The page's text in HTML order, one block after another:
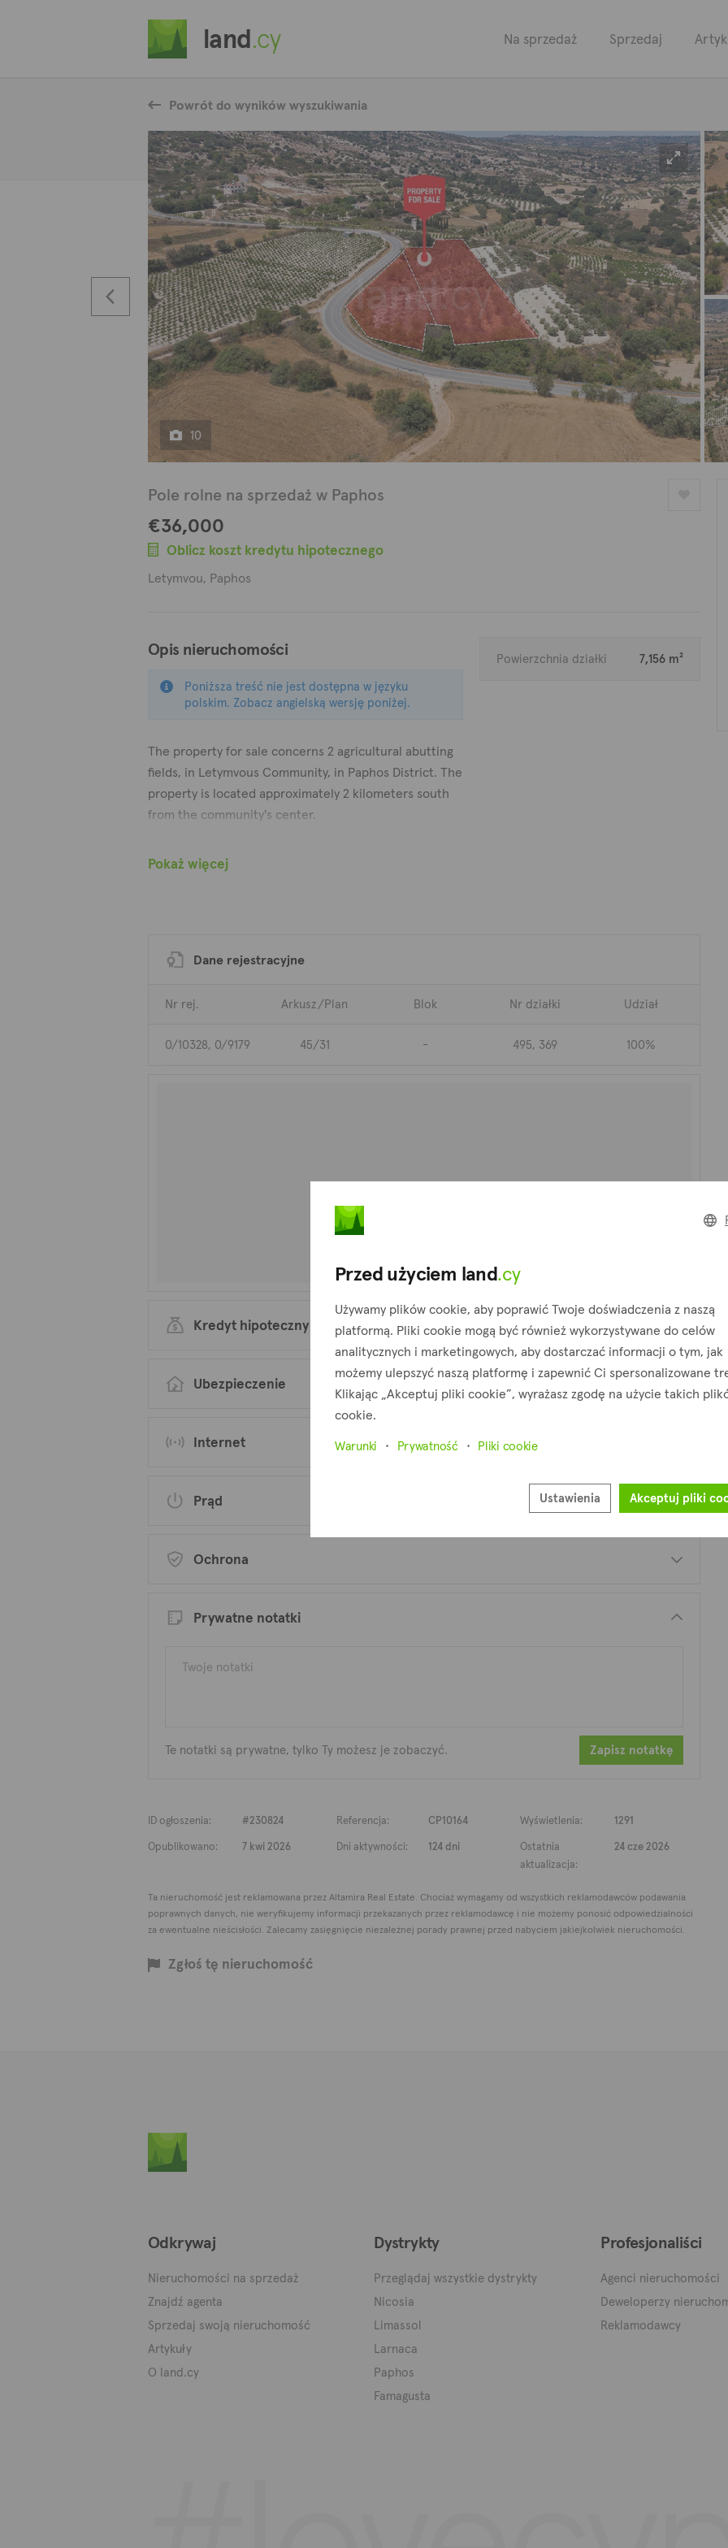
land.cy Na sprzedaż Sprzedaj
Powrót do wyników wyszukiwania
10
Pole rolne na sprzedaż w Paphos
€36,000
Oblicz koszt kredytu hipotecznego
Letymvou, Paphos
Opis nieruchomości
Poniższa treść nie jest dostępna w języku
polskim. Zobacz angielską wersję poniżej.
The property for sale concerns 2 agricultural abutting
fields, in Letymvous Community, in Paphos District. The
property is located approximately 2 kilometers south
from the community's center.
As a single unit, it has an irregular shape with an
The properties fall within the Agricultural Zone Γ3,
of 7.156 sqm.
Pokaż więcej
Powierzchnia działki 7,156 m²
Dane rejestracyjne
Nr rej. Arkusz/Plan Blok Nr działki Udział
0/10328, 0/9179 45/31 - 495, 369 100%
Kredyt hipoteczny
Ubezpieczenie
Internet
Prąd
Ochrona
Prywatne notatki
Te notatki są prywatne, tylko Ty możesz je zobaczyć. Zapisz notatkę
ID ogłoszenia: #230824 Referencja: CP10164 Wyświetlenia:
1291
Opublikowano:
7 kwi 2026 Dni aktywności: 124 dni
Ostatnia
aktualizacja:
24 cze 2026
Ta nieruchomość jest reklamowana przez Altamira Real Estate. Chociaż wymagamy od wszystkich reklamodawców podawania
poprawnych danych, nie weryfikujemy informacji przekazanych przez reklamodawcę i nie możemy ponosić odpowiedzialności
za ewentualne nieścisłości. Zalecamy zasięgnięcie niezależnej porady prawnej przed nabyciem jakiejkolwiek nieruchomości.
Zgłoś tę nieruchomość
Odkrywaj
Nieruchomości na sprzedaż
Znajdź agenta
Sprzedaj swoją nieruchomość
Artykuły
O land.cy
Dystrykty
Przeglądaj wszystkie dystrykty
Nicosia
Limassol
Larnaca
Paphos
Famagusta
Profesjonaliści
Agenci nieruchomości
Deweloperzy
Reklamodawcy
Przed użyciem land.cy
Używamy plików cookie, aby poprawić Twoje doświadczenia z naszą
platformą. Pliki cookie mogą być również wykorzystywane do celów
analitycznych i marketingowych, aby dostarczać informacji o tym, jak
możemy ulepszyć naszą platformę i zapewnić Ci spersonalizowane
Klikając „Akceptuj pliki cookie”, wyrażasz zgodę na użycie takich
cookie.
Warunki Prywatność Pliki cookie
Ustawienia Akceptuj pliki